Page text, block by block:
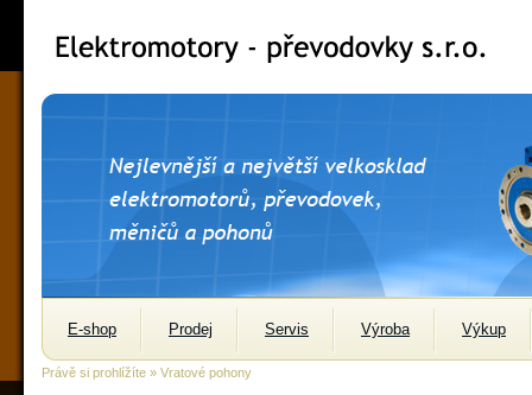
E-shop Prodej Servis Výroba Výkup
Právě si prohlížíte » Vratové pohony